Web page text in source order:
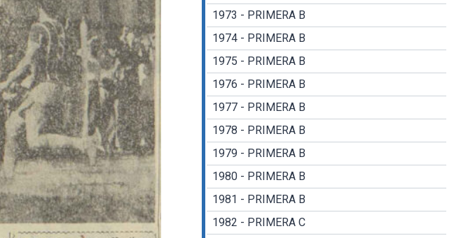
1973 - PRIMERA B
1974 - PRIMERA B
1975 - PRIMERA B
1976 - PRIMERA B
1977 - PRIMERA B
1978 - PRIMERA B
1979 - PRIMERA B
1980 - PRIMERA B
1981 - PRIMERA B
1982 - PRIMERA C